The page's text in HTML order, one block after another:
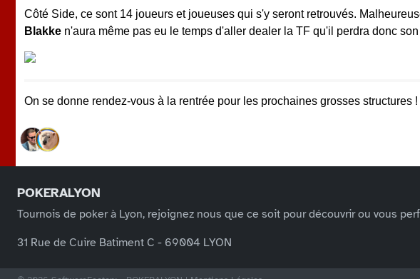
Côté Side, ce sont 14 joueurs et joueuses qui s'y seront retrouvés.
Blakke n'aura même pas eu le temps d'aller dealer la TF qu'il perdra donc
On se donne rendez-vous à la rentrée pour les prochaines grosses structures !
POKERALYON
Tournois de poker à Lyon, rejoignez nous que ce soit pour découvrir ou vous
31 Rue de Cuire Batiment C - 69004 LYON